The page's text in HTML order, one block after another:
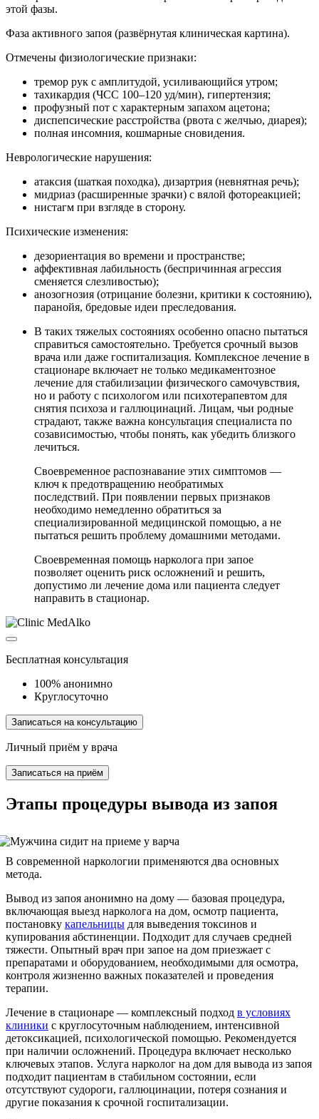
этой фазы.
Фаза активного запоя (развёрнутая клиническая картина).
Отмечены физиологические признаки:
тремор рук с амплитудой, усиливающийся утром;
тахикардия (ЧСС 100–120 уд/мин), гипертензия;
профузный пот с характерным запахом ацетона;
диспепсические расстройства (рвота с желчью, диарея);
полная инсомния, кошмарные сновидения.
Неврологические нарушения:
атаксия (шаткая походка), дизартрия (невнятная речь);
мидриаз (расширенные зрачки) с вялой фотореакцией;
нистагм при взгляде в сторону.
Психические изменения:
дезориентация во времени и пространстве;
аффективная лабильность (беспричинная агрессия
сменяется слезливостью);
анозогнозия (отрицание болезни, критики к состоянию),
паранойя, бредовые идеи преследования.
В таких тяжелых состояниях особенно опасно пытаться
справиться самостоятельно. Требуется срочный вызов
врача или даже госпитализация. Комплексное лечение в
стационаре включает не только медикаментозное
лечение для стабилизации физического самочувствия,
но и работу с психологом или психотерапевтом для
снятия психоза и галлюцинаций. Лицам, чьи родные
страдают, также важна консультация специалиста по
созависимостью, чтобы понять, как убедить близкого
лечиться.
Своевременное распознавание этих симптомов —
ключ к предотвращению необратимых
последствий. При появлении первых признаков
необходимо немедленно обратиться за
специализированной медицинской помощью, а не
пытаться решить проблему домашними методами.
Своевременная помощь нарколога при запое
позволяет оценить риск осложнений и решить,
допустимо ли лечение дома или пациента следует
направить в стационар.
Бесплатная консультация
100% анонимно
Круглосуточно
Записаться на консультацию
Личный приём у врача
Записаться на приём
Этапы процедуры вывода из запоя
В современной наркологии применяются два основных
метода.
Вывод из запоя анонимно на дому — базовая процедура,
включающая выезд нарколога на дом, осмотр пациента,
постановку капельницы для выведения токсинов и
купирования абстиненции. Подходит для случаев средней
тяжести. Опытный врач при запое на дом приезжает с
препаратами и оборудованием, необходимыми для осмотра,
контроля жизненно важных показателей и проведения
терапии.
Лечение в стационаре — комплексный подход в условиях
клиники с круглосуточным наблюдением, интенсивной
детоксикацией, психологической помощью. Рекомендуется
при наличии осложнений. Процедура включает несколько
ключевых этапов. Услуга нарколог на дом для вывода из запоя
подходит пациентам в стабильном состоянии, если
отсутствуют судороги, галлюцинации, потеря сознания и
другие показания к срочной госпитализации.